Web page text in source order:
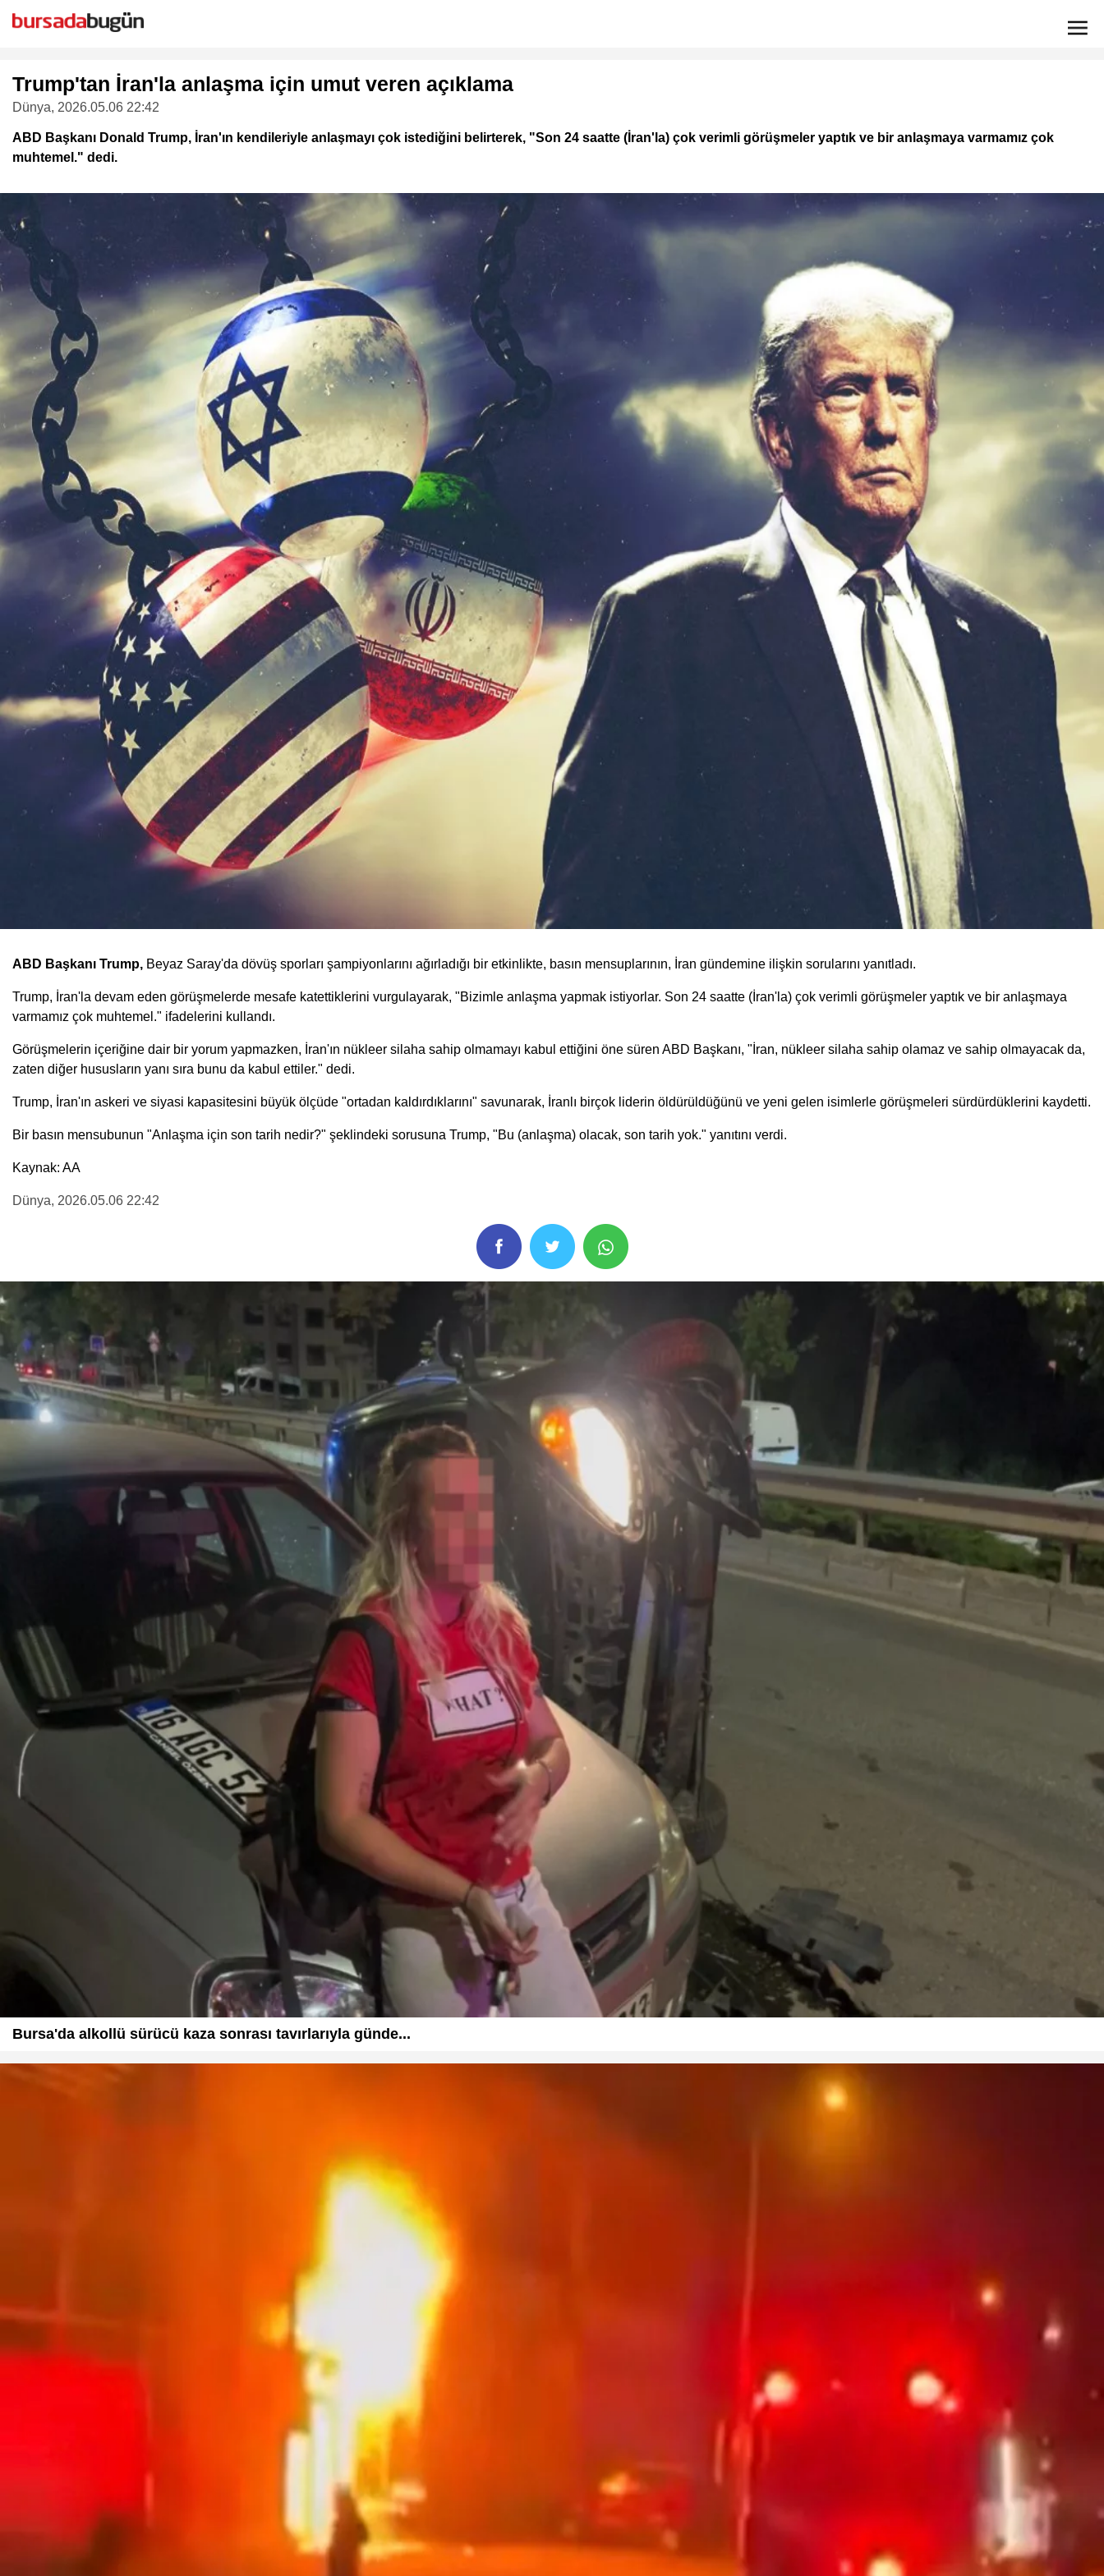
Trump'tan İran'la anlaşma için umut veren açıklama
Dünya, 2026.05.06 22:42
ABD Başkanı Donald Trump, İran'ın kendileriyle anlaşmayı çok istediğini belirterek, "Son 24 saatte (İran'la) çok verimli görüşmeler yaptık ve bir anlaşmaya varmamız çok
muhtemel." dedi.
ABD Başkanı Trump, Beyaz Saray'da dövüş sporları şampiyonlarını ağırladığı bir etkinlikte, basın mensuplarının, İran gündemine ilişkin sorularını yanıtladı.
Trump, İran'la devam eden görüşmelerde mesafe katettiklerini vurgulayarak, "Bizimle anlaşma yapmak istiyorlar. Son 24 saatte (İran'la) çok verimli görüşmeler yaptık ve bir anlaşmaya
varmamız çok muhtemel." ifadelerini kullandı.
Görüşmelerin içeriğine dair bir yorum yapmazken, İran'ın nükleer silaha sahip olmamayı kabul ettiğini öne süren ABD Başkanı, "İran, nükleer silaha sahip olamaz ve sahip olmayacak da,
zaten diğer hususların yanı sıra bunu da kabul ettiler." dedi.
Trump, İran'ın askeri ve siyasi kapasitesini büyük ölçüde "ortadan kaldırdıklarını" savunarak, İranlı birçok liderin öldürüldüğünü ve yeni gelen isimlerle görüşmeleri sürdürdüklerini kaydetti.
Bir basın mensubunun "Anlaşma için son tarih nedir?" şeklindeki sorusuna Trump, "Bu (anlaşma) olacak, son tarih yok." yanıtını verdi.
Kaynak: AA
Dünya, 2026.05.06 22:42
Bursa'da alkollü sürücü kaza sonrası tavırlarıyla günde...